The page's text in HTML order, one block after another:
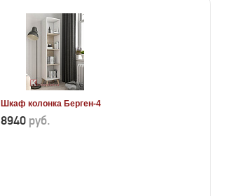
Шкаф колонка Берген-4
8940 руб.